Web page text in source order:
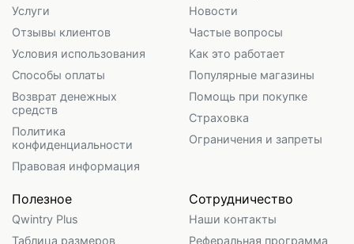
Услуги
Отзывы клиентов
Условия использования
Способы оплаты
Возврат денежных
средств
Политика
конфиденциальности
Правовая информация
Новости
Частые вопросы
Как это работает
Популярные магазины
Помощь при покупке
Страховка
Ограничения и запреты
Полезное
Qwintry Plus
Таблица размеров
Сотрудничество
Наши контакты
Реферальная программа